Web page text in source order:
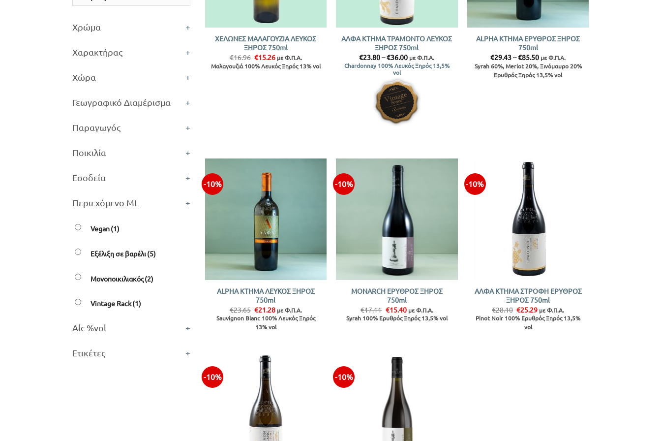
Χρώμα +
Χαρακτήρας +
Χώρα +
Γεωγραφικό Διαμέρισμα +
Παραγωγός +
Ποικιλία +
Εσοδεία +
Περιεχόμενο ML +
Vegan(1)
Εξέλιξη σε βαρέλι(5)
Μονοποικιλιακός(2)
Vintage Rack(1)
Alc %vol +
Ετικέτες +
ΧΕΛΩΝΕΣ ΜΑΛΑΓΟΥΖΙΑ ΛΕΥΚΟΣ
ΞΗΡΟΣ 750ml
€16.96 Original
price
was:
€15.26Η
τρέχουσα
τιμή
με Φ.Π.Α.
Μαλαγουζιά 100% Λευκός Ξηρός 13% vol
ΑΛΦΑ ΚΤΗΜΑ ΤΡΑΜΟΝΤΟ ΛΕΥΚΟΣ
ΞΗΡΟΣ 750ml
€23.80–€36.00Price
range:
€23.80
€36.00
με Φ.Π.Α.
Chardonnay 100% Λευκός Ξηρός 13,5%
vol
+
ALPHA ΚΤΗΜΑ ΕΡΥΘΡΟΣ ΞΗΡΟΣ
750ml
€29.43–€85.50Price
range:
€29.43
through
με Φ.Π.Α.
Syrah 60%, Merlot 20%, Ξινόμαυρο 20%
Ερυθρός Ξηρός 13,5% vol
-10%
+
ALPHA ΚΤΗΜΑ ΛΕΥΚΟΣ ΞΗΡΟΣ
750ml
€23.65 Original
price
was:
€23.65.
€21.28Η
τρέχουσα
τιμή
είναι:
με Φ.Π.Α.
Sauvignon Blanc 100% Λευκός Ξηρός
13% vol
-10%
MONARCH ΕΡΥΘΡΟΣ ΞΗΡΟΣ
750ml
€17.11 Original
price
was:
€15.40Η
τρέχουσα
τιμή
με Φ.Π.Α.
Syrah 100% Ερυθρός Ξηρός 13,5% vol
-10%
ΑΛΦΑ ΚΤΗΜΑ ΣΤΡΟΦΗ ΕΡΥΘΡΟΣ
ΞΗΡΟΣ 750ml
€28.10 Original
price
was:
€28.10.
€25.29Η
τρέχουσα
τιμή
με Φ.Π.Α.
Pinot Noir 100% Ερυθρός Ξηρός 13,5%
vol
-10% -10%